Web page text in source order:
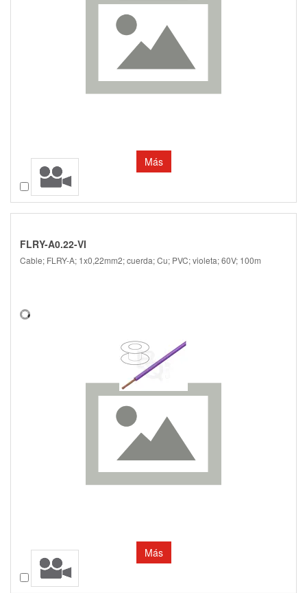
Más
Comparar
FLRY-A0.22-VI
Cable; FLRY-A; 1x0,22mm2; cuerda; Cu; PVC; violeta; 60V; 100m
Más
Comparar